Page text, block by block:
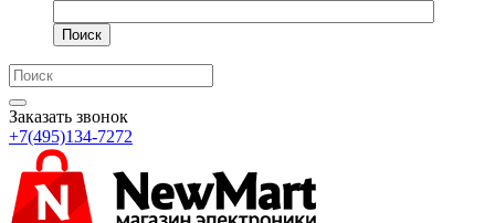
Поиск
Заказать звонок
+7(495)134-7272